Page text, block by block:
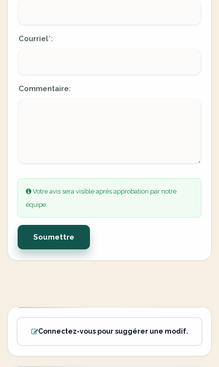
Courriel*:
Commentaire:
Votre avis sera visible après approbation par notre
équipe.
Soumettre
Connectez-vous pour suggérer une modif.